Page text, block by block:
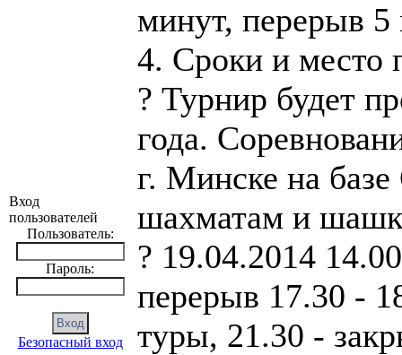
Вход
пользователей
Пользователь:
Пароль:
Безопасный вход
минут, перерыв 5
4. Сроки и место
? Турнир будет
года.
г. Минске на
шахматам и
? 19.04.2014
перерыв 17.30 -
туры, 21.30 -